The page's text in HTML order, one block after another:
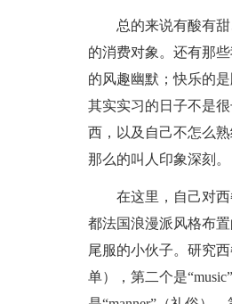
总的来说有酸有
的消费对象。还有那
的风趣幽默；快乐的
其实实习的日子不是
西，以及自己不怎么
那么的叫人印象深刻。
在这里，自己对
都法国浪漫派风格布
尾服的小伙子。研究
单），第二个是